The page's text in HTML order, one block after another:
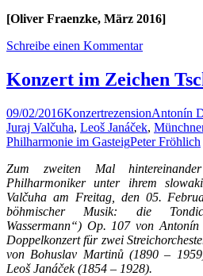
[Oliver Fraenzke, März 2016]
Schreibe einen Kommentar
Konzert im Zeichen
09/02/2016KonzertrezensionAntonín
Juraj Valčuha, Leoš Janáček,
Philharmonie im GasteigPeter Fröhlich
Zum zweiten Mal
Philharmoniker unter ihrem
Valčuha am Freitag, den 05.
böhmischer Musik: die
Wassermann“) Op. 107 von
Doppelkonzert für zwei
von Bohuslav Martinů (1890 –
Leoš Janáček (1854 – 1928).